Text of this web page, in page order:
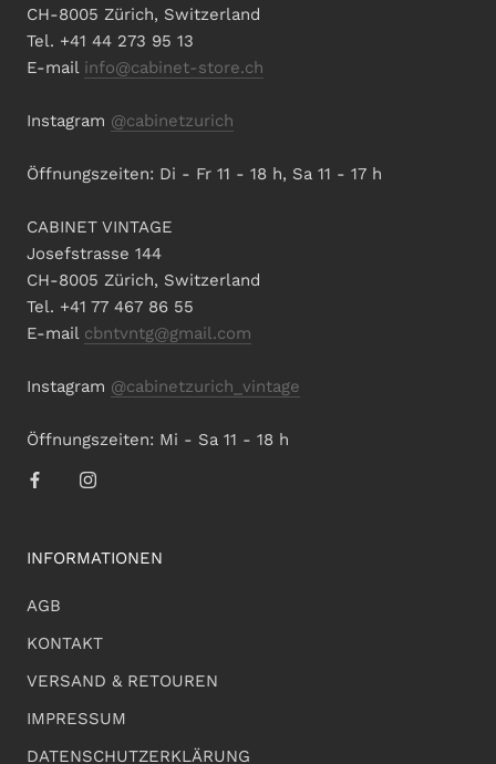
CH-8005 Zürich, Switzerland
Tel. +41 44 273 95 13
E-mail info@cabinet-store.ch
Instagram @cabinetzurich
Öffnungszeiten: Di - Fr 11 - 18 h, Sa 11 - 17 h
CABINET VINTAGE
Josefstrasse 144
CH-8005 Zürich, Switzerland
Tel. +41 77 467 86 55
E-mail cbntvntg@gmail.com
Instagram @cabinetzurich_vintage
Öffnungszeiten: Mi - Sa 11 - 18 h
INFORMATIONEN
AGB
KONTAKT
VERSAND & RETOUREN
IMPRESSUM
DATENSCHUTZERKLÄRUNG